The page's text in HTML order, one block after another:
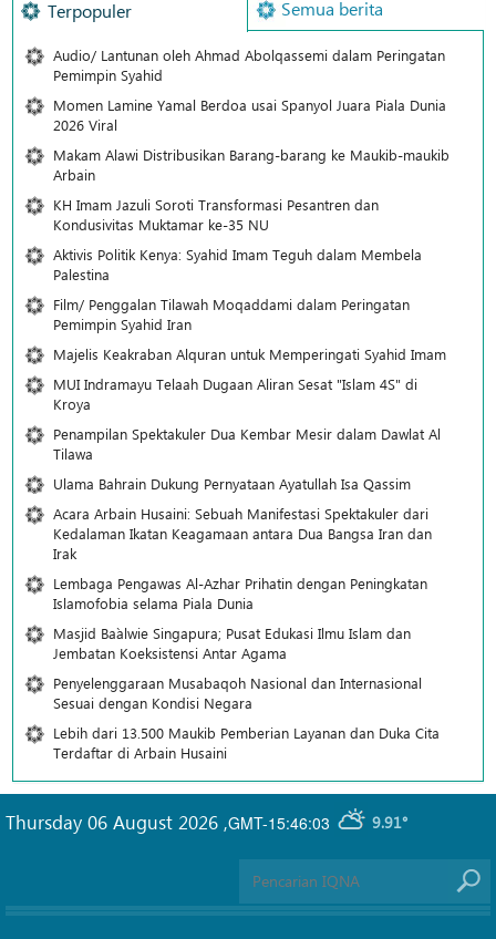
Terpopuler Semua berita
Audio/ Lantunan oleh Ahmad Abolqassemi dalam Peringatan
Pemimpin Syahid
Momen Lamine Yamal Berdoa usai Spanyol Juara Piala Dunia
2026 Viral
Makam Alawi Distribusikan Barang-barang ke Maukib-maukib
Arbain
KH Imam Jazuli Soroti Transformasi Pesantren dan
Kondusivitas Muktamar ke-35 NU
Aktivis Politik Kenya: Syahid Imam Teguh dalam Membela
Palestina
Film/ Penggalan Tilawah Moqaddami dalam Peringatan
Pemimpin Syahid Iran
Majelis Keakraban Alquran untuk Memperingati Syahid Imam
MUI Indramayu Telaah Dugaan Aliran Sesat "Islam 4S" di
Kroya
Penampilan Spektakuler Dua Kembar Mesir dalam Dawlat Al
Tilawa
Ulama Bahrain Dukung Pernyataan Ayatullah Isa Qassim
Acara Arbain Husaini: Sebuah Manifestasi Spektakuler dari
Kedalaman Ikatan Keagamaan antara Dua Bangsa Iran dan
Irak
Lembaga Pengawas Al-Azhar Prihatin dengan Peningkatan
Islamofobia selama Piala Dunia
Masjid Ba`alwie Singapura; Pusat Edukasi Ilmu Islam dan
Jembatan Koeksistensi Antar Agama
Penyelenggaraan Musabaqoh Nasional dan Internasional
Sesuai dengan Kondisi Negara
Lebih dari 13.500 Maukib Pemberian Layanan dan Duka Cita
Terdaftar di Arbain Husaini
GMT-15:46:03 9.91°
Thursday 06 August 2026 ,